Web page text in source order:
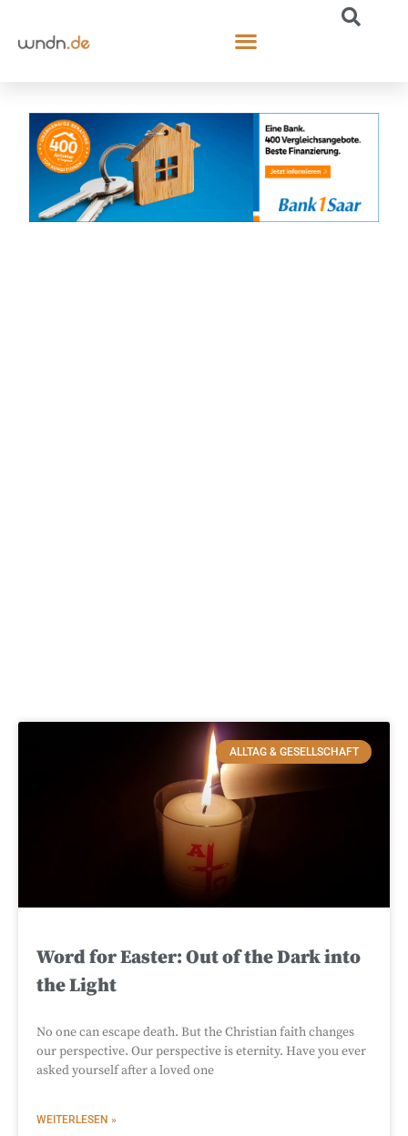
ALLTAG & GESELLSCHAFT
Word for Easter: Out of the Dark into
the Light
No one can escape death. But the Christian faith changes
our perspective. Our perspective is eternity. Have you ever
asked yourself after a loved one
WEITERLESEN »